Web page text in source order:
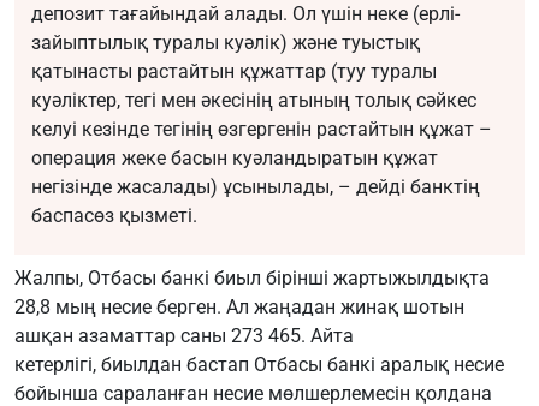
депозит тағайындай алады. Ол үшін неке (ерлі-
зайыптылық туралы куәлік) және туыстық
қатынасты растайтын құжаттар (туу туралы
куәліктер, тегі мен әкесінің атының толық сәйкес
келуі кезінде тегінің өзгергенін растайтын құжат –
операция жеке басын куәландыратын құжат
негізінде жасалады) ұсынылады, – дейді банктің
баспасөз қызметі.
Жалпы, Отбасы банкі биыл бірінші жартыжылдықта
28,8 мың несие берген. Ал жаңадан жинақ шотын
ашқан азаматтар саны 273 465. Айта
кетерлігі, биылдан бастап Отбасы банкі аралық несие
бойынша сараланған несие мөлшерлемесін қолдана